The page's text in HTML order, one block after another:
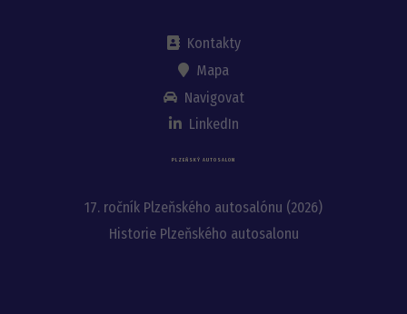
Kontakty
Mapa
Navigovat
LinkedIn
PLZEŇSKÝ AUTOSALON
17. ročník Plzeňského autosalónu (2026)
Historie Plzeňského autosalonu